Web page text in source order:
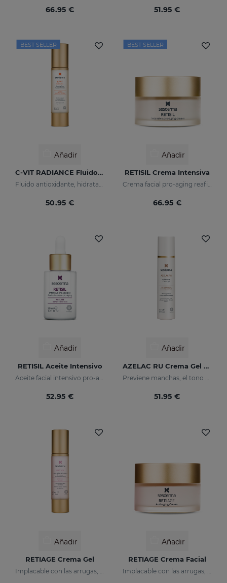
66.95 € 51.95 €
BEST SELLER
Añadir
C-VIT RADIANCE Fluido Luminoso
Fluido antioxidante, hidratante, antiarrugas e iluminador
50.95 €
BEST SELLER
Añadir
RETISIL Crema Intensiva
Crema facial pro-aging reafirmante y reductora de arrugas
66.95 €
Añadir
RETISIL Aceite Intensivo
52.95 €
Añadir
AZELAC RU Crema Gel Despigmentante
51.95 €
Añadir
RETIAGE Crema Gel
Implacable con las arrugas, delicado con tu piel
Añadir
RETIAGE Crema Facial
Implacable con las arrugas, delicada con tu piel